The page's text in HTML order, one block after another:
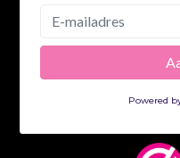
Powered